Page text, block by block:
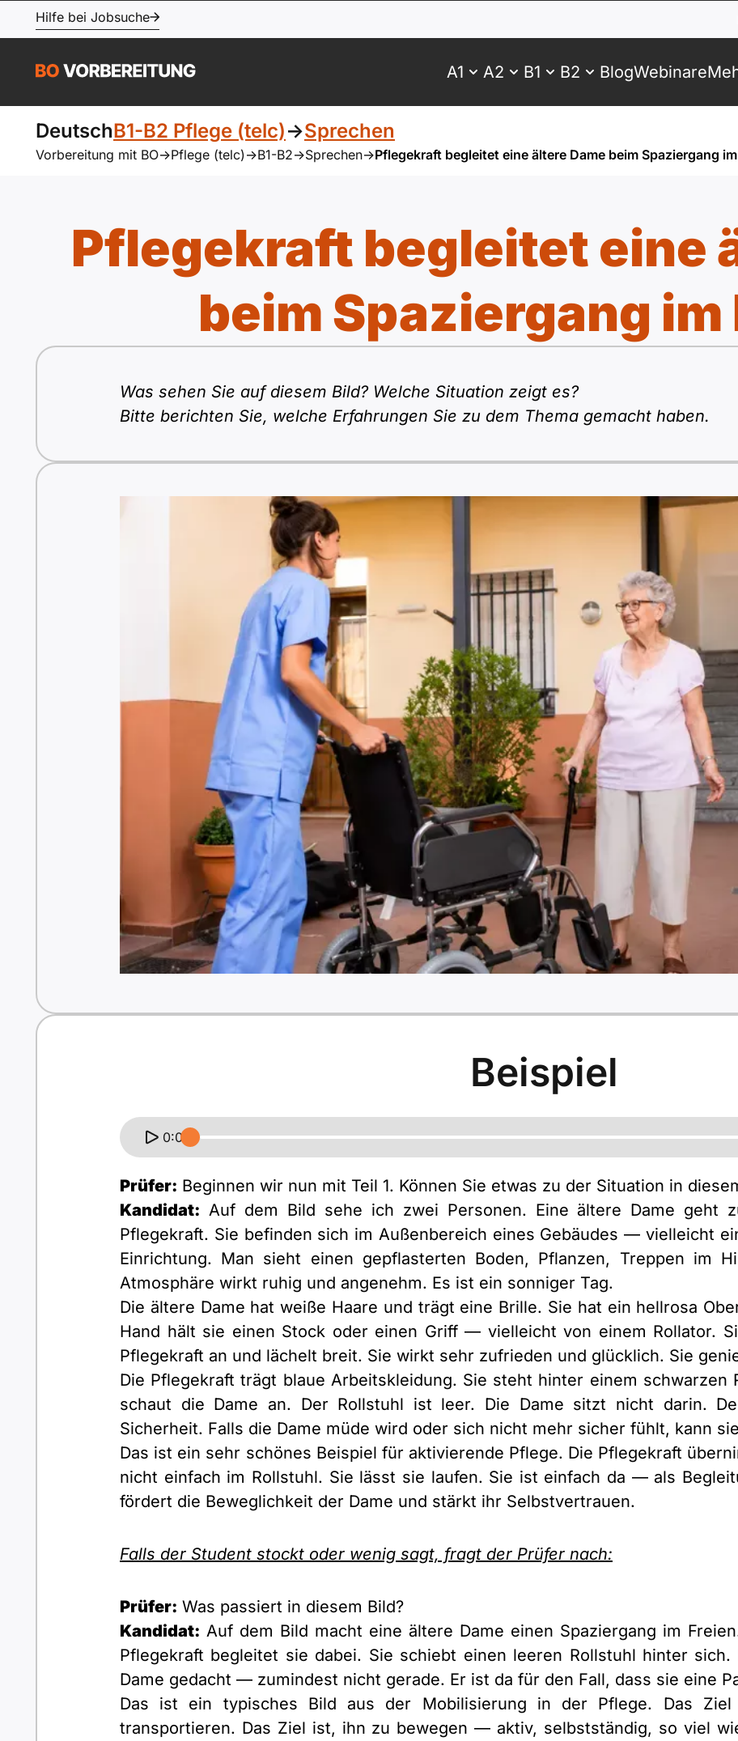
Hilfe bei Jobsuche
A1 A2 B1 B2 BlogWebinare
DeutschB1-B2 Pflege (telc)->Sprechen
Vorbereitung mit BO->Pflege (telc)->B1-B2->Sprechen->Pflegekraft begleitet eine ältere Dame beim Spaziergang
Pflegekraft begleitet eine
beim Spaziergang im
Was sehen Sie auf diesem Bild? Welche Situation zeigt es?
Bitte berichten Sie, welche Erfahrungen Sie zu dem Thema gemacht haben.
Beispiel
0:00
Prüfer: Beginnen wir nun mit Teil 1. Können Sie etwas zu der Situation in
Kandidat: Auf dem Bild sehe ich zwei Personen. Eine ältere Dame geht
Pflegekraft. Sie befinden sich im Außenbereich eines Gebäudes — vielleicht
Einrichtung. Man sieht einen gepflasterten Boden, Pflanzen, Treppen im
Atmosphäre wirkt ruhig und angenehm. Es ist ein sonniger Tag.
Die ältere Dame hat weiße Haare und trägt eine Brille. Sie hat ein hellrosa
Hand hält sie einen Stock oder einen Griff — vielleicht von einem Rollator.
Pflegekraft an und lächelt breit. Sie wirkt sehr zufrieden und glücklich. Sie
Die Pflegekraft trägt blaue Arbeitskleidung. Sie steht hinter einem schwarzen
schaut die Dame an. Der Rollstuhl ist leer. Die Dame sitzt nicht darin.
Sicherheit. Falls die Dame müde wird oder sich nicht mehr sicher fühlt, kann
Das ist ein sehr schönes Beispiel für aktivierende Pflege. Die Pflegekraft
nicht einfach im Rollstuhl. Sie lässt sie laufen. Sie ist einfach da — als
fördert die Beweglichkeit der Dame und stärkt ihr Selbstvertrauen.
Falls der Student stockt oder wenig sagt, fragt der Prüfer nach:
Prüfer: Was passiert in diesem Bild?
Kandidat: Auf dem Bild macht eine ältere Dame einen Spaziergang im
Pflegekraft begleitet sie dabei. Sie schiebt einen leeren Rollstuhl hinter
Dame gedacht — zumindest nicht gerade. Er ist da für den Fall, dass sie eine
Das ist ein typisches Bild aus der Mobilisierung in der Pflege. Das
transportieren. Das Ziel ist, ihn zu bewegen — aktiv, selbstständig, so viel